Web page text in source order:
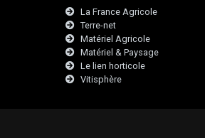
La France Agricole
Terre-net
Matériel Agricole
Matériel & Paysage
Le lien horticole
Vitisphère